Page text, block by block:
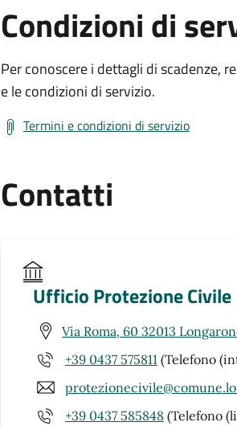
Condizioni di
Per conoscere i dettagli di scadenze,
e le condizioni di servizio.
Termini e condizioni di servizio
Contatti
Ufficio Protezione Civile
Via Roma, 60 32013
+39 0437 575811 (Telefono
+39 0437 585848 (Telefono